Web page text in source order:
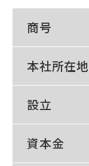
商号
本社所在地
設立
資本金